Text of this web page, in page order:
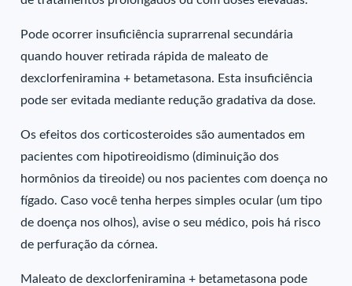
Pode ocorrer insuficiência suprarrenal secundária
quando houver retirada rápida de maleato de
dexclorfeniramina + betametasona. Esta insuficiência
pode ser evitada mediante redução gradativa da dose.
Os efeitos dos corticosteroides são aumentados em
pacientes com hipotireoidismo (diminuição dos
hormônios da tireoide) ou nos pacientes com doença no
fígado. Caso você tenha herpes simples ocular (um tipo
de doença nos olhos), avise o seu médico, pois há risco
de perfuração da córnea.
Maleato de dexclorfeniramina + betametasona pode